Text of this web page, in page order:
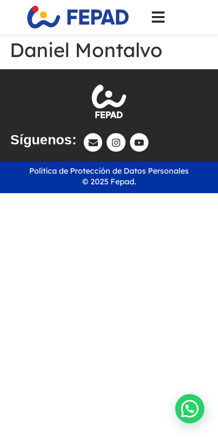
Daniel Montalvo
Síguenos:
© 2025 Fepad.
Política de Protección de Datos Personales